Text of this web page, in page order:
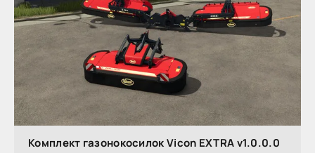
Комплект газонокосилок Vicon EXTRA v1.0.0.0